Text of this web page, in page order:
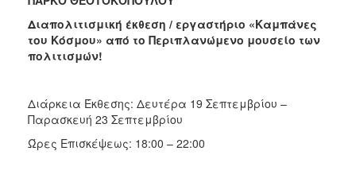
Διαπολιτισμική έκθεση / εργαστήριο «Καμπάνες
του Κόσμου» από το Περιπλανώμενο μουσείο των
πολιτισμών!
Διάρκεια Έκθεσης: Δευτέρα 19 Σεπτεμβρίου –
Παρασκευή 23 Σεπτεμβρίου
Ώρες Επισκέψεως: 18:00 – 22:00